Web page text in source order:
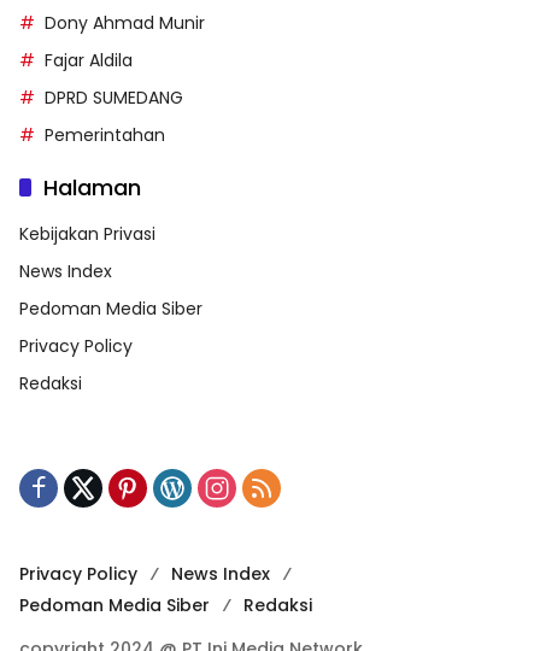
Dony Ahmad Munir
Fajar Aldila
DPRD SUMEDANG
Pemerintahan
Halaman
Kebijakan Privasi
News Index
Pedoman Media Siber
Privacy Policy
Redaksi
Privacy Policy
News Index
Pedoman Media Siber
Redaksi